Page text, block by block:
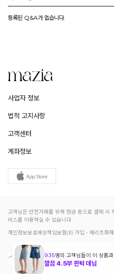
등록된 Q&A가 없습니다.
사업자 정보
법적 고지사항
고객센터
계좌정보
고객님은 안전거래를 위해 현금 등으로 결제 시
비스를 이용하실 수 있습니다.
개인정보보호배상책임보험(Ⅱ) 가입 - 메리츠화